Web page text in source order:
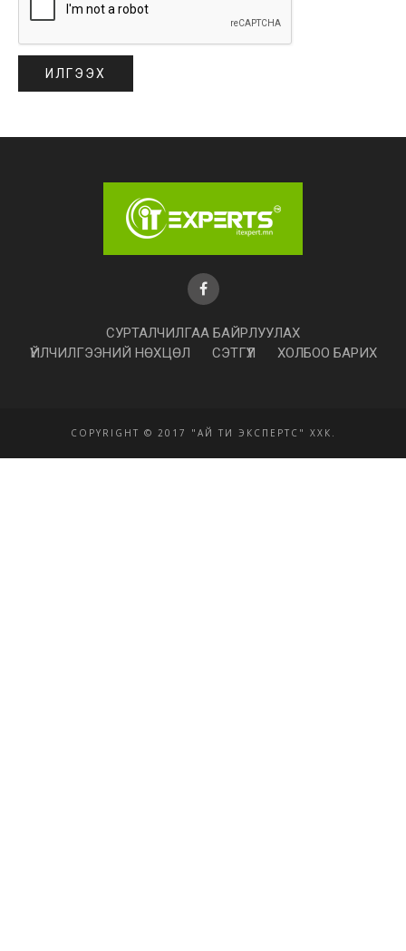
СУРТАЛЧИЛГАА БАЙРЛУУЛАХ
ҮЙЛЧИЛГЭЭНИЙ НӨХЦӨЛ
СЭТГҮҮЛ ХОЛБОО БАРИХ
COPYRIGHT © 2017 "АЙ ТИ ЭКСПЕРТС" ХХК.